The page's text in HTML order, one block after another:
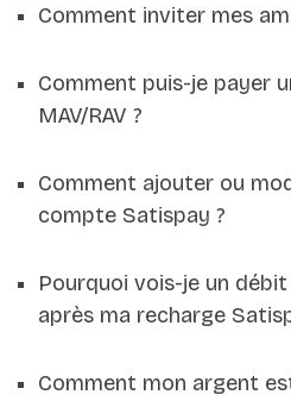
Comment inviter mes
Comment puis-je payer
MAV/RAV ?
Comment ajouter ou
compte Satispay ?
Pourquoi vois-je un
après ma recharge
Comment mon argent